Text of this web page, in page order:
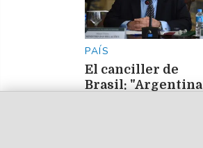
PAÍS
El canciller de
Brasil: "Argentina